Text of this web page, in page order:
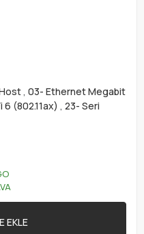
03- Ethernet Megabit
6 (802.11ax)
23- Seri
EKLE